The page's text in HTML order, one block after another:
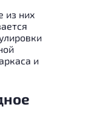
из них
и